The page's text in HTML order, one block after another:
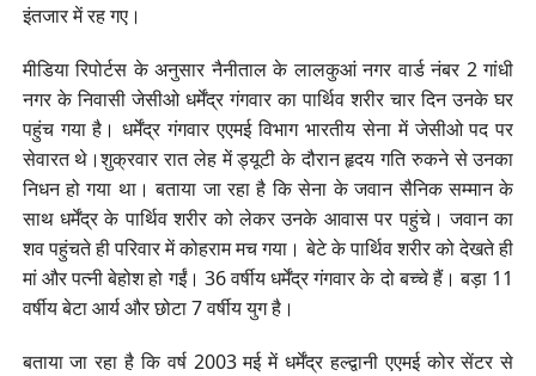
इंतजार में रह गए।
मीडिया रिपोर्टस के अनुसार नैनीताल के लालकुआं नगर वार्ड नंबर 2 गांधी
नगर के निवासी जेसीओ धर्मेंद्र गंगवार का पार्थिव शरीर चार दिन उनके घर
पहुंच गया है। धर्मेंद्र गंगवार एएमई विभाग भारतीय सेना में जेसीओ पद पर
सेवारत थे।शुक्रवार रात लेह में ड्यूटी के दौरान हृदय गति रुकने से उनका
निधन हो गया था। बताया जा रहा है कि सेना के जवान सैनिक सम्मान के
साथ धर्मेंद्र के पार्थिव शरीर को लेकर उनके आवास पर पहुंचे। जवान का
शव पहुंचते ही परिवार में कोहराम मच गया। बेटे के पार्थिव शरीर को देखते ही
मां और पत्नी बेहोश हो गईं। 36 वर्षीय धर्मेंद्र गंगवार के दो बच्चे हैं। बड़ा 11
वर्षीय बेटा आर्य और छोटा 7 वर्षीय युग है।
बताया जा रहा है कि वर्ष 2003 मई में धर्मेंद्र हल्द्वानी एएमई कोर सेंटर से